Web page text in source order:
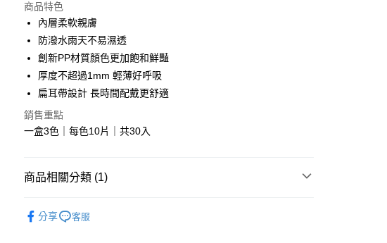
悠遊付
Google Pay
全盈+PAY
AFTEE先享後付
【關於「AFTEE先享後付」】
AFTEE先享後付是「在收到商品之後才付款」的支付方式。 讓您購物簡單
３．安心：先確認商品／服務後，再付款。
１．於結帳方式選擇「AFTEE先享後付」後，將跳轉至「AFTEE先享後
ATM付款
運送方式
每筆NT$60，滿NT$2,000(含以上)免運費
商品特色
內層柔軟親膚
防潑水雨天不易濕透
創新PP材質顏色更加飽和鮮豔
厚度不超過1mm 輕薄好呼吸
扁耳帶設計 長時間配戴更舒適
銷售重點
一盒3色｜每色10片｜共30入
商品相關分類 (1)
｜三色一盒｜30入
分享 客服